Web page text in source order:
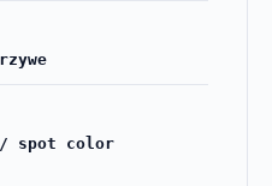
/ spot color